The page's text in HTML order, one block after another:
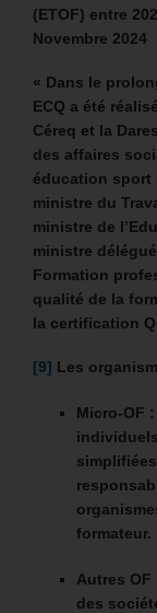
(ETOF) entre
Novembre 2024
« Dans le
ECQ a été
Céreq et la
des affaires
éducation sport
ministre du
ministre de
ministre
Formation
qualité de la
la certification
[9] Les
Micro-OF
formateur.
Autres
des